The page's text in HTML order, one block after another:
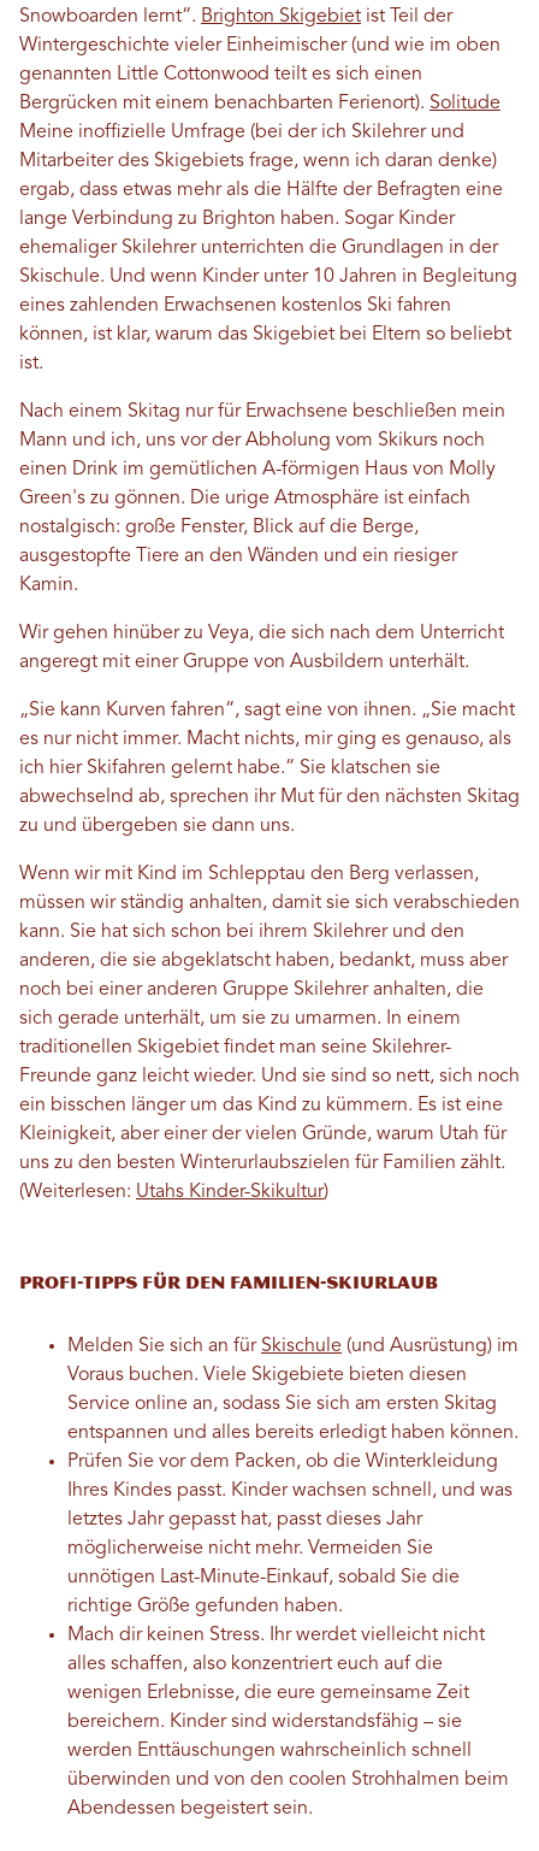
Snowboarden lernt“. Brighton Skigebiet ist Teil der
Wintergeschichte vieler Einheimischer (und wie im oben
genannten Little Cottonwood teilt es sich einen
Bergrücken mit einem benachbarten Ferienort). Solitude
Meine inoffizielle Umfrage (bei der ich Skilehrer und
Mitarbeiter des Skigebiets frage, wenn ich daran denke)
ergab, dass etwas mehr als die Hälfte der Befragten eine
lange Verbindung zu Brighton haben. Sogar Kinder
ehemaliger Skilehrer unterrichten die Grundlagen in der
Skischule. Und wenn Kinder unter 10 Jahren in Begleitung
eines zahlenden Erwachsenen kostenlos Ski fahren
können, ist klar, warum das Skigebiet bei Eltern so beliebt
ist.
Nach einem Skitag nur für Erwachsene beschließen mein
Mann und ich, uns vor der Abholung vom Skikurs noch
einen Drink im gemütlichen A-förmigen Haus von Molly
Green's zu gönnen. Die urige Atmosphäre ist einfach
nostalgisch: große Fenster, Blick auf die Berge,
ausgestopfte Tiere an den Wänden und ein riesiger
Kamin.
Wir gehen hinüber zu Veya, die sich nach dem Unterricht
angeregt mit einer Gruppe von Ausbildern unterhält.
„Sie kann Kurven fahren“, sagt eine von ihnen. „Sie macht
es nur nicht immer. Macht nichts, mir ging es genauso, als
ich hier Skifahren gelernt habe.“ Sie klatschen sie
abwechselnd ab, sprechen ihr Mut für den nächsten Skitag
zu und übergeben sie dann uns.
Wenn wir mit Kind im Schlepptau den Berg verlassen,
müssen wir ständig anhalten, damit sie sich verabschieden
kann. Sie hat sich schon bei ihrem Skilehrer und den
anderen, die sie abgeklatscht haben, bedankt, muss aber
noch bei einer anderen Gruppe Skilehrer anhalten, die
sich gerade unterhält, um sie zu umarmen. In einem
traditionellen Skigebiet findet man seine Skilehrer-
Freunde ganz leicht wieder. Und sie sind so nett, sich noch
ein bisschen länger um das Kind zu kümmern. Es ist eine
Kleinigkeit, aber einer der vielen Gründe, warum Utah für
uns zu den besten Winterurlaubszielen für Familien zählt.
(Weiterlesen: Utahs Kinder-Skikultur)
Profi-Tipps für den Familien-Skiurlaub
Melden Sie sich an für Skischule (und Ausrüstung) im
Voraus buchen. Viele Skigebiete bieten diesen
Service online an, sodass Sie sich am ersten Skitag
entspannen und alles bereits erledigt haben können.
Prüfen Sie vor dem Packen, ob die Winterkleidung
Ihres Kindes passt. Kinder wachsen schnell, und was
letztes Jahr gepasst hat, passt dieses Jahr
möglicherweise nicht mehr. Vermeiden Sie
unnötigen Last-Minute-Einkauf, sobald Sie die
richtige Größe gefunden haben.
Mach dir keinen Stress. Ihr werdet vielleicht nicht
alles schaffen, also konzentriert euch auf die
wenigen Erlebnisse, die eure gemeinsame Zeit
bereichern. Kinder sind widerstandsfähig – sie
werden Enttäuschungen wahrscheinlich schnell
überwinden und von den coolen Strohhalmen beim
Abendessen begeistert sein.